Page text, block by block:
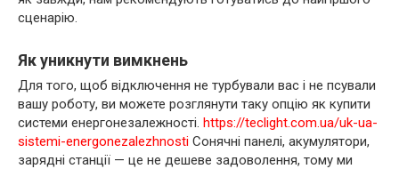
сценарію.
Як уникнути вимкнень
Для того, щоб відключення не турбували вас і не псували
вашу роботу, ви можете розглянути таку опцію як купити
системи енергонезалежності. https://teclight.com.ua/uk-ua-
sistemi-energonezalezhnosti Сонячні панелі, акумулятори,
зарядні станції — це не дешеве задоволення, тому ми